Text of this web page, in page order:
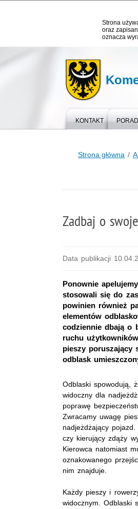
Strona
oraz
oznacza
KONTAKT
Strona główna
Zadbaj o
Data publikacji
Ponownie
stosowali się do
powinien również
elementów
codziennie dbają o
ruchu
pieszy poruszający
odblask
Odblaski spowodują,
widoczny dla
poprawę
Zwracamy uwagę
nadjeżdżający
czy kierujący zdąży
Kierowca natomiast
oznakowanego
nim znajduje.
Każdy pieszy i
widocznym. Odblaski